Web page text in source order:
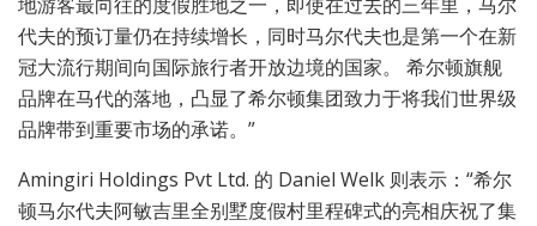
地游客最向往的度假胜地之一，即使在过去的三年里，马尔
代夫的预订量仍在持续增长，同时马尔代夫也是第一个在新
冠大流行期间向国际旅行者开放边境的国家。 希尔顿旗舰
品牌在马代的落地，凸显了希尔顿集团致力于将我们世界级
品牌带到重要市场的承诺。”
Amingiri Holdings Pvt Ltd. 的 Daniel Welk 则表示：“希尔
顿马尔代夫阿敏吉里全别墅度假村里程碑式的亮相庆祝了集